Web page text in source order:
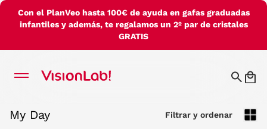
Con el PlanVeo hasta 100€ de ayuda en gafas graduadas
infantiles y además, te regalamos un 2º par de cristales
GRATIS
My Day Filtrar y ordenar
My Day Filtrar y ordenar